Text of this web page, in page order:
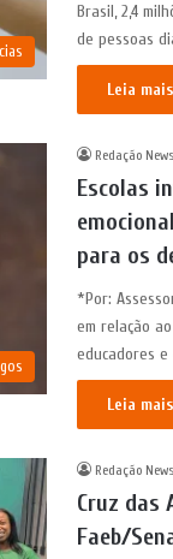
Brasil, 2,4
de pessoas
Leia
Redação News
Escolas
para os
*Por:
em relação
educadores e
Leia
Redação News
Cruz das
Faeb/